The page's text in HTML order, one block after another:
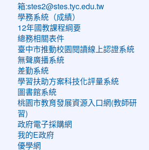
箱:stes2@stes.tyc.edu.tw
學務系統（成績）
12年國教課程綱要
總務相關表件
臺中市推動校園閱讀線上認證系統
無聲廣播系統
差勤系統
學習扶助方案科技化評量系統
圖書館系統
桃園市教育發展資源入口網(教師研
習)
政府電子採購網
我的E政府
優學網